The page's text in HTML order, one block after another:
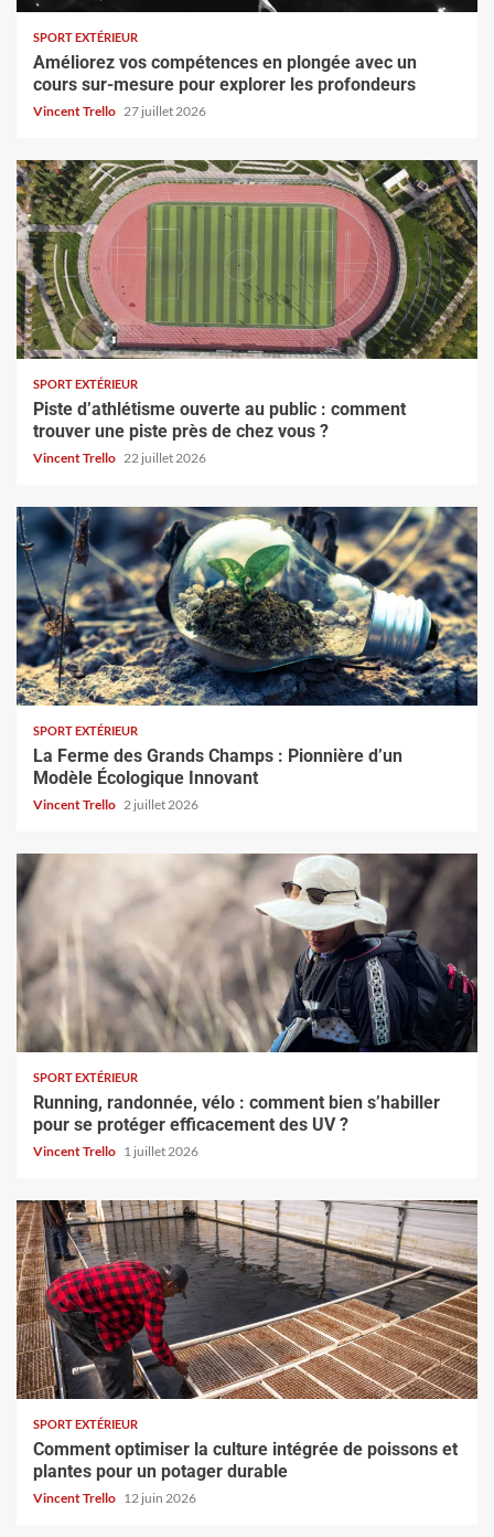
SPORT EXTÉRIEUR
Améliorez vos compétences en plongée avec un
cours sur-mesure pour explorer les profondeurs
Vincent Trello 27 juillet 2026
SPORT EXTÉRIEUR
Piste d’athlétisme ouverte au public : comment
trouver une piste près de chez vous ?
Vincent Trello 22 juillet 2026
SPORT EXTÉRIEUR
La Ferme des Grands Champs : Pionnière d’un
Modèle Écologique Innovant
Vincent Trello 2 juillet 2026
SPORT EXTÉRIEUR
Running, randonnée, vélo : comment bien s’habiller
pour se protéger efficacement des UV ?
Vincent Trello 1 juillet 2026
SPORT EXTÉRIEUR
Comment optimiser la culture intégrée de poissons et
plantes pour un potager durable
Vincent Trello 12 juin 2026